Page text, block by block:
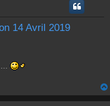
14 Avril 2019